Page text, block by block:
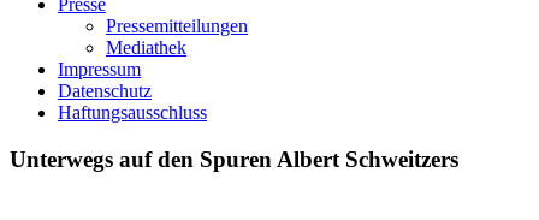
Presse
Pressemitteilungen
Mediathek
Impressum
Datenschutz
Haftungsausschluss
Unterwegs auf den Spuren Albert Schweitzers